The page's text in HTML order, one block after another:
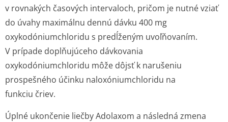
v rovnakých časových intervaloch, pričom je nutné vziať
do úvahy maximálnu dennú dávku 400 mg
oxykodóniumchloridu s predĺženým uvoľňovaním.
V prípade doplňujúceho dávkovania
oxykodóniumchloridu môže dôjsť k narušeniu
prospešného účinku naloxóniumchloridu na
funkciu čriev.
Úplné ukončenie liečby Adolaxom a následná zmena